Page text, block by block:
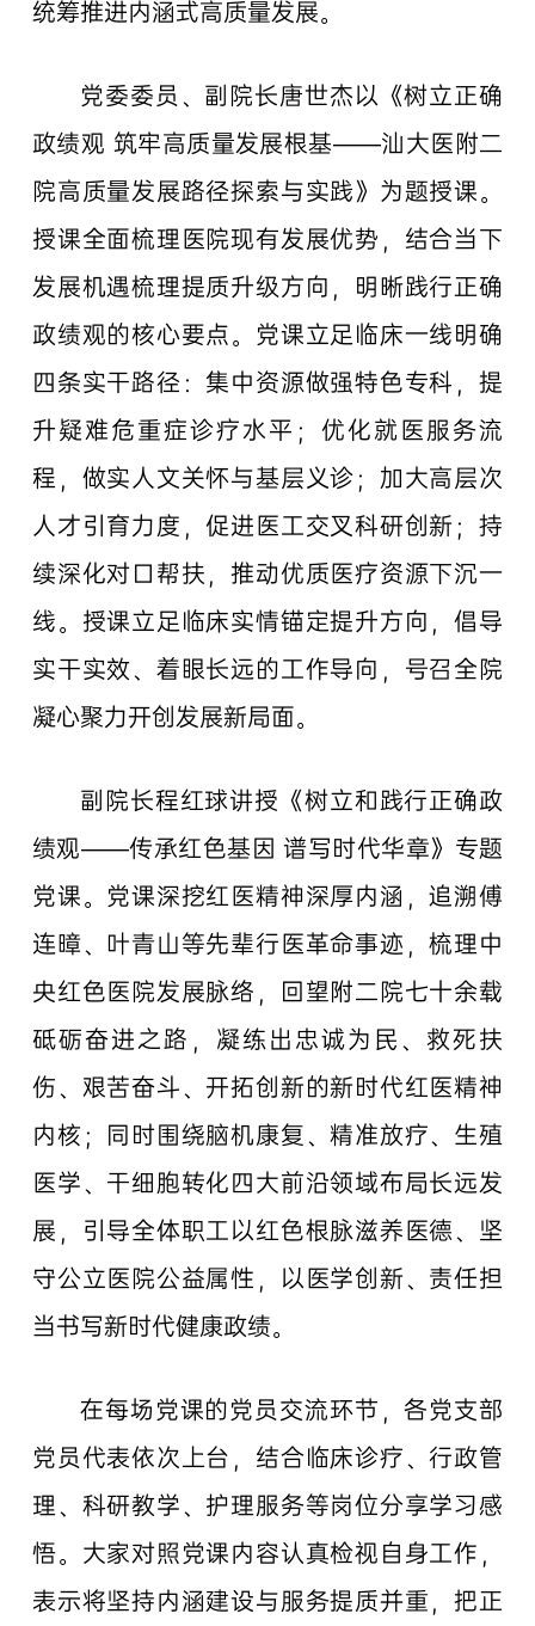
统筹推进内涵式高质量发展。
党委委员、副院长唐世杰以《树立正确
政绩观 筑牢高质量发展根基——汕大医附二
院高质量发展路径探索与实践》为题授课。
授课全面梳理医院现有发展优势，结合当下
发展机遇梳理提质升级方向，明晰践行正确
政绩观的核心要点。党课立足临床一线明确
四条实干路径：集中资源做强特色专科，提
升疑难危重症诊疗水平；优化就医服务流
程，做实人文关怀与基层义诊；加大高层次
人才引育力度，促进医工交叉科研创新；持
续深化对口帮扶，推动优质医疗资源下沉一
线。授课立足临床实情锚定提升方向，倡导
实干实效、着眼长远的工作导向，号召全院
凝心聚力开创发展新局面。
副院长程红球讲授《树立和践行正确政
绩观——传承红色基因 谱写时代华章》专题
党课。党课深挖红医精神深厚内涵，追溯傅
连暲、叶青山等先辈行医革命事迹，梳理中
央红色医院发展脉络，回望附二院七十余载
砥砺奋进之路，凝练出忠诚为民、救死扶
伤、艰苦奋斗、开拓创新的新时代红医精神
内核；同时围绕脑机康复、精准放疗、生殖
医学、干细胞转化四大前沿领域布局长远发
展，引导全体职工以红色根脉滋养医德、坚
守公立医院公益属性，以医学创新、责任担
当书写新时代健康政绩。
在每场党课的党员交流环节，各党支部
党员代表依次上台，结合临床诊疗、行政管
理、科研教学、护理服务等岗位分享学习感
悟。大家对照党课内容认真检视自身工作，
表示将坚持内涵建设与服务提质并重，把正